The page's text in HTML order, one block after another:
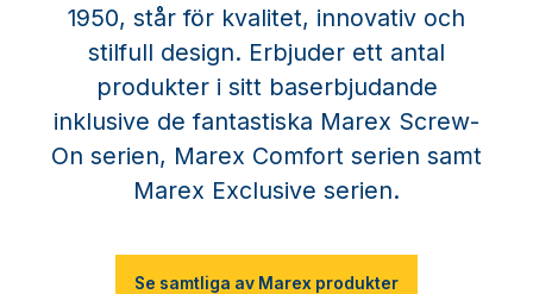
1950, står för kvalitet, innovativ och
stilfull design. Erbjuder ett antal
produkter i sitt baserbjudande
inklusive de fantastiska Marex Screw-
On serien, Marex Comfort serien samt
Marex Exclusive serien.
Se samtliga av Marex produkter